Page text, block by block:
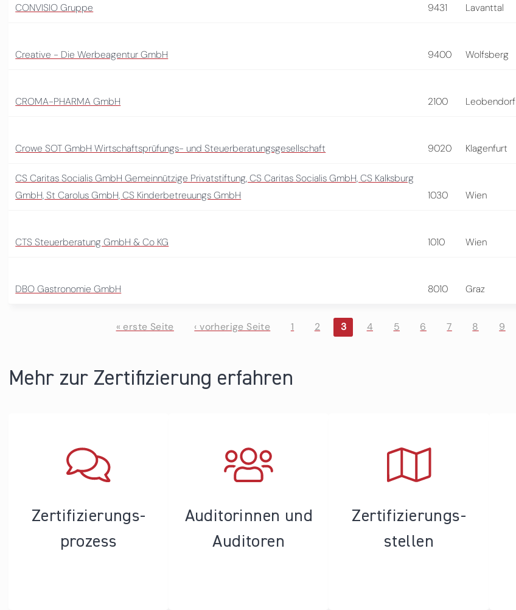
CONVISIO Gruppe 9431
Lavanttal
Creative - Die Werbeagentur GmbH 9400 Wolfsberg
CROMA-PHARMA GmbH 2100 Leobendorf
Crowe SOT GmbH Wirtschaftsprüfungs- und Steuerberatungsgesellschaft 9020 Klagenfurt
CS Caritas Socialis GmbH Gemeinnützige Privatstiftung, CS Caritas Socialis GmbH, CS Kalksburg
GmbH, St Carolus GmbH, CS Kinderbetreuungs GmbH
1030 Wien
CTS Steuerberatung GmbH & Co KG 1010 Wien
DBO Gastronomie GmbH 8010 Graz
« erste Seite ‹ vorherige Seite 1 2 3 4 5 6 7 8 9
Mehr zur Zertifizierung erfahren
Zertifizierungs­
prozess
Auditorinnen und
Auditoren
Zertifizierungs­
stellen